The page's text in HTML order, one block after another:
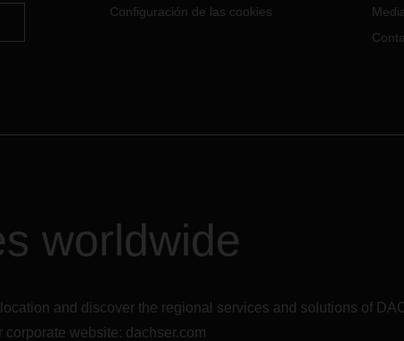
Configuración de las cookies
worldwide
and discover the regional services and solutions of
corporate website: dachser.com